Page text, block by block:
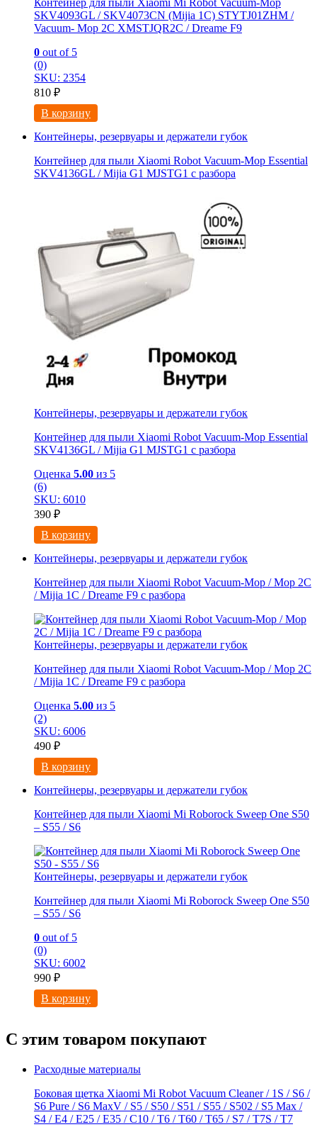
Контейнер для пыли Xiaomi Mi Robot Vacuum-Mop
SKV4093GL / SKV4073CN (Mijia 1C) STYTJ01ZHM /
Vacuum- Mop 2C XMSTJQR2C / Dreame F9
0 out of 5
(0)
SKU: 2354
810 ₽
В корзину
Контейнеры, резервуары и держатели губок
Контейнер для пыли Xiaomi Robot Vacuum-Mop Essential
SKV4136GL / Mijia G1 MJSTG1 с разбора
Контейнеры, резервуары и держатели губок
Контейнер для пыли Xiaomi Robot Vacuum-Mop Essential
SKV4136GL / Mijia G1 MJSTG1 с разбора
Оценка 5.00 из 5
(6)
SKU: 6010
390 ₽
В корзину
Контейнеры, резервуары и держатели губок
Контейнер для пыли Xiaomi Robot Vacuum-Mop / Mop 2C
/ Mijia 1C / Dreame F9 с разбора
Контейнеры, резервуары и держатели губок
Контейнер для пыли Xiaomi Robot Vacuum-Mop / Mop 2C
/ Mijia 1C / Dreame F9 с разбора
Оценка 5.00 из 5
(2)
SKU: 6006
490 ₽
В корзину
Контейнеры, резервуары и держатели губок
Контейнер для пыли Xiaomi Mi Roborock Sweep One S50
– S55 / S6
Контейнеры, резервуары и держатели губок
Контейнер для пыли Xiaomi Mi Roborock Sweep One S50
– S55 / S6
0 out of 5
(0)
SKU: 6002
990 ₽
В корзину
С этим товаром покупают
Расходные материалы
Боковая щетка Xiaomi Mi Robot Vacuum Cleaner / 1S / S6 /
S6 Pure / S6 MaxV / S5 / S50 / S51 / S55 / S502 / S5 Max /
S4 / E4 / E25 / E35 / C10 / T6 / T60 / T65 / S7 / T7S / T7